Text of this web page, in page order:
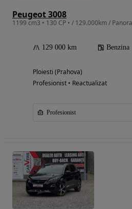
Peugeot 3008
129 000 km Benzina
Ploiesti (Prahova)
Profesionist • Reactualizat
Profesionist